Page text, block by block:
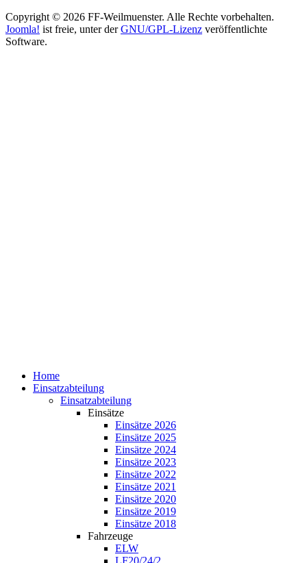
Copyright © 2026 FF-Weilmuenster. Alle Rechte vorbehalten.
Joomla! ist freie, unter derGNU/GPL-Lizenz veröffentlichte
Software.
Home
Einsatzabteilung
Einsatzabteilung
Einsätze
Einsätze 2026
Einsätze 2025
Einsätze 2024
Einsätze 2023
Einsätze 2022
Einsätze 2021
Einsätze 2020
Einsätze 2019
Einsätze 2018
Fahrzeuge
ELW
LF20/24/2